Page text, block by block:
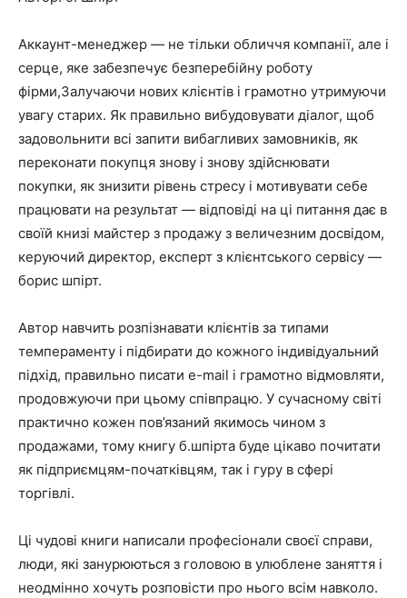
Аккаунт-менеджер — не тільки обличчя компанії, але і
серце, яке забезпечує безперебійну роботу
фірми,Залучаючи нових клієнтів і грамотно утримуючи
увагу старих. Як правильно вибудовувати діалог, щоб
задовольнити всі запити вибагливих замовників, як
переконати покупця знову і знову здійснювати
покупки, як знизити рівень стресу і мотивувати себе
працювати на результат — відповіді на ці питання дає в
своїй книзі майстер з продажу з величезним досвідом,
керуючий директор, експерт з клієнтського сервісу —
борис шпірт.
Автор навчить розпізнавати клієнтів за типами
темпераменту і підбирати до кожного індивідуальний
підхід, правильно писати e-mail і грамотно відмовляти,
продовжуючи при цьому співпрацю. У сучасному світі
практично кожен пов’язаний якимось чином з
продажами, тому книгу б.шпірта буде цікаво почитати
як підприємцям-початківцям, так і гуру в сфері
торгівлі.
Ці чудові книги написали професіонали своєї справи,
люди, які занурюються з головою в улюблене заняття і
неодмінно хочуть розповісти про нього всім навколо.